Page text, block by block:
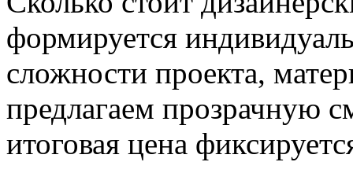
формируется
сложности проекта,
предлагаем прозрачную
итоговая цена